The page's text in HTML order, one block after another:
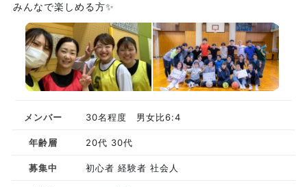
みんなで楽しめる方✨
メンバー 30名程度 男女比6:4
年齢層 20代 30代
募集中 初心者 経験者 社会人